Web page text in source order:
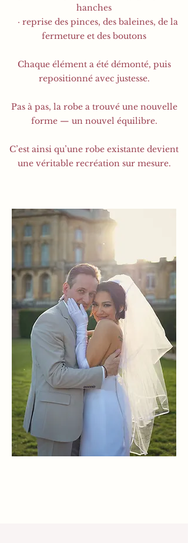
hanches
· reprise des pinces, des baleines, de la
fermeture et des boutons
Chaque élément a été démonté, puis
repositionné avec justesse.
Pas à pas, la robe a trouvé une nouvelle
forme — un nouvel équilibre.
C’est ainsi qu’une robe existante devient
une véritable recréation sur mesure.